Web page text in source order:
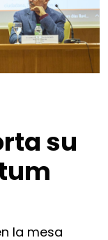
su
la mesa